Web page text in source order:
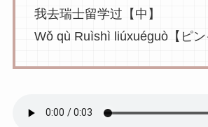
我去瑞士留学过【中】
Wǒ qù Ruìshì liúxuéguò【ピン